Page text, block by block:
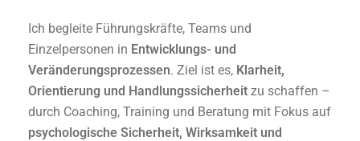
Ich begleite Führungskräfte, Teams und
Einzelpersonen in Entwicklungs- und
Veränderungsprozessen. Ziel ist es, Klarheit,
Orientierung und Handlungssicherheit zu schaffen –
durch Coaching, Training und Beratung mit Fokus auf
psychologische Sicherheit, Wirksamkeit und